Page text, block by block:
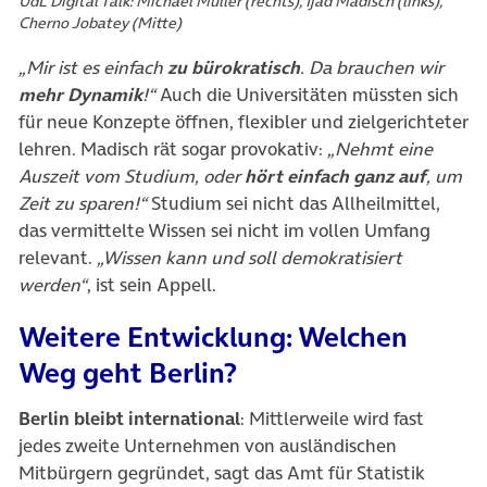
Cherno Jobatey (Mitte)
„Mir ist es einfachzu bürokratisch. Da brauchen wir
mehr Dynamik!“Auch die Universitäten müssten sich
für neue Konzepte öffnen, flexibler und zielgerichteter
lehren. Madisch rät sogar provokativ: „Nehmt eine
Auszeit vom Studium, oderhört einfach ganz auf, um
Zeit zu sparen!“Studium sei nicht das Allheilmittel,
das vermittelte Wissen sei nicht im vollen Umfang
relevant. „Wissen kann und soll demokratisiert
werden“, ist sein Appell.
Weitere Entwicklung: Welchen
Weg geht Berlin?
Berlin bleibt international: Mittlerweile wird fast
jedes zweite Unternehmen von ausländischen
Mitbürgern gegründet, sagt das Amt für Statistik